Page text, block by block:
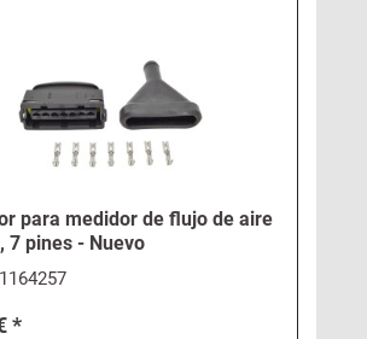
para medidor de flujo de aire
7 pines - Nuevo
1164257
*